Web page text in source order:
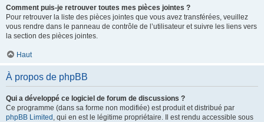
Comment puis-je retrouver toutes mes pièces jointes ?
Pour retrouver la liste des pièces jointes que vous avez transférées, veuillez
vous rendre dans le panneau de contrôle de l’utilisateur et suivre les liens vers
la section des pièces jointes.
Haut
À propos de phpBB
Qui a développé ce logiciel de forum de discussions ?
Ce programme (dans sa forme non modifiée) est produit et distribué par
phpBB Limited , qui en est le légitime propriétaire. Il est rendu accessible sous